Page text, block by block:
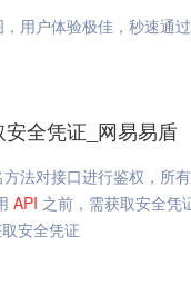
，用户体验极佳，秒速通过
全凭证_网易易盾
法对接口进行鉴权，所
API 之前，需获取安全
安全凭证